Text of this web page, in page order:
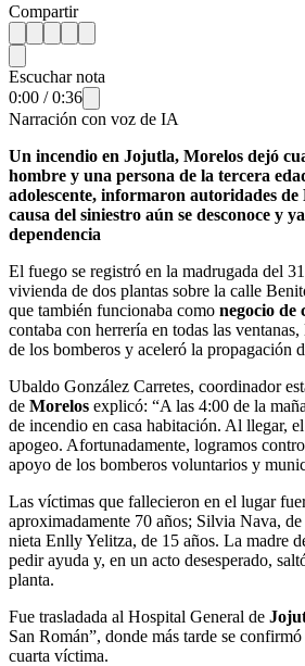
Compartir
Escuchar nota
0:00 /0:36
Narración con voz de IA
Un incendio en Jojutla, Morelos dejó
hombre y una persona de la tercera
adolescente, informaron autoridades
causa del siniestro aún se desconoce y
dependencia
El fuego se registró en la madrugada del
vivienda de dos plantas sobre la calle
que también funcionaba como negocio de
contaba con herrería en todas las
de los bomberos y aceleró la propagación
Ubaldo González Carretes, coordinador
de Morelos explicó: “A las 4:00 de la
de incendio en casa habitación. Al llegar,
apogeo. Afortunadamente, logramos
apoyo de los bomberos voluntarios y
Las víctimas que fallecieron en el lugar
aproximadamente 70 años; Silvia Nava,
nieta Enlly Yelitza, de 15 años. La madre
pedir ayuda y, en un acto desesperado,
planta.
Fue trasladada al Hospital General de
San Román”, donde más tarde se
cuarta víctima.